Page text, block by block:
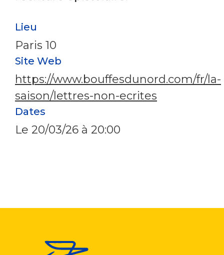
Lieu
Paris 10
Site Web
https://www.bouffesdunord.com/fr/la-
saison/lettres-non-ecrites
Dates
Le 20/03/26 à 20:00